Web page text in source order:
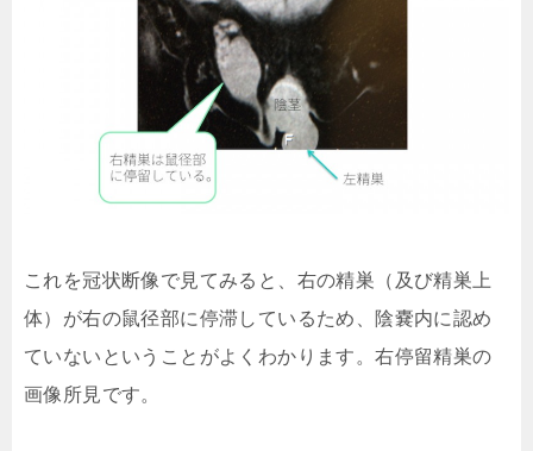
これを冠状断像で見てみると、右の精巣（及び精巣上
体）が右の鼠径部に停滞しているため、陰嚢内に認め
ていないということがよくわかります。右停留精巣の
画像所見です。